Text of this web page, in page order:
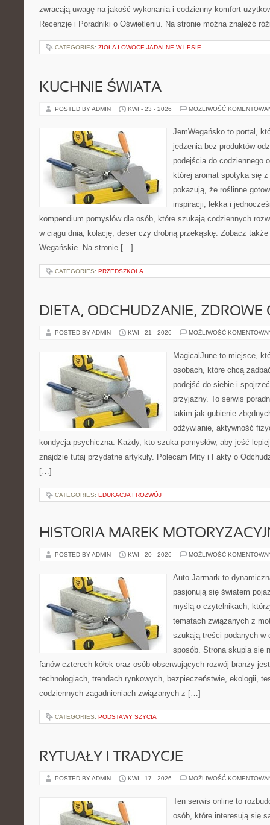
zwracają uwagę na jakość wykonania i codzienny komfort
Recenzje i Poradniki o Oświetleniu. Na stronie można znaleźć
CATEGORIES: ZIOŁA I OWOCE JADALNE W LESIE
KUCHNIE ŚWIATA
POSTED BY ADMIN KWI - 23 - 2026 MOŻLIWOŚĆ
JemWegańsko to portal,
jedzenia bez produktów
podejścia do codziennego
której aromat spotyka się
pokazują, że roślinne
inspiracji, lekka i
kompendium pomysłów dla osób, które szukają codziennych
w ciągu dnia, kolację, deser czy drobną przekąskę. Zobacz
Wegańskie. Na stronie […]
CATEGORIES: PRZEDSZKOLA
DIETA, ODCHUDZANIE, ZDROWE
POSTED BY ADMIN KWI - 21 - 2026 MOŻLIWOŚĆ
MagicalJune to miejsce,
osobach, które chcą
podejść do siebie i
przyjazny. To serwis
takim jak gubienie
odżywianie, aktywność
kondycja psychiczna. Każdy, kto szuka pomysłów, aby jeść
znajdzie tutaj przydatne artykuły. Polecam Mity i Fakty o
[…]
CATEGORIES: EDUKACJA I ROZWÓJ
HISTORIA MAREK
POSTED BY ADMIN KWI - 20 - 2026 MOŻLIWOŚĆ
Auto Jarmark to
pasjonują się światem
myślą o czytelnikach,
tematach związanych z
szukają treści podanych w
sposób. Strona skupia się
fanów czterech kółek oraz osób obserwujących rozwój branży
technologiach, trendach rynkowych, bezpieczeństwie, ekologii,
codziennych zagadnieniach związanych z […]
CATEGORIES: PODSTAWY SZYCIA
RYTUAŁY I TRADYCJE
POSTED BY ADMIN KWI - 17 - 2026 MOŻLIWOŚĆ
Ten serwis online to
osób, które interesują się